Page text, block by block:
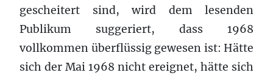
gescheitert sind, wird dem lesenden
Publikum suggeriert, dass 1968
vollkommen überflüssig gewesen ist: Hätte
sich der Mai 1968 nicht ereignet, hätte sich